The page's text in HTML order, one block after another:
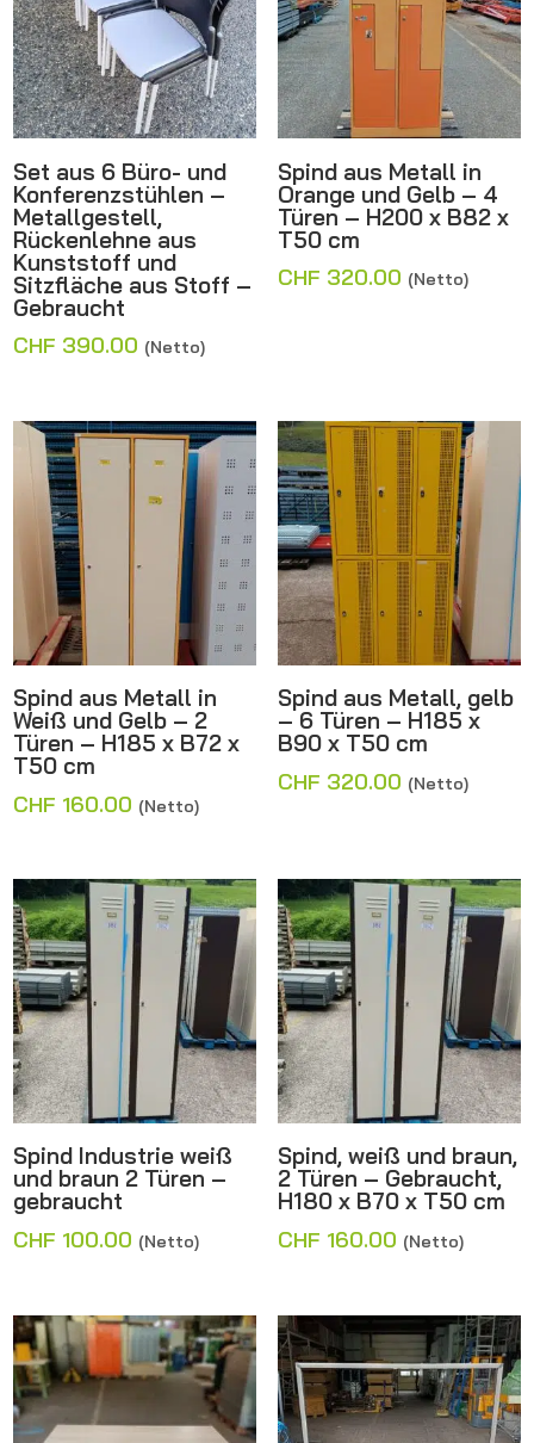
Set aus 6 Büro- und
Konferenzstühlen –
Metallgestell,
Rückenlehne aus
Kunststoff und
Sitzfläche aus Stoff –
Gebraucht
CHF 390.00 (Netto)
Spind aus Metall in
Orange und Gelb – 4
Türen – H200 x B82 x
T50 cm
CHF 320.00 (Netto)
Spind aus Metall in
Weiß und Gelb – 2
Türen – H185 x B72 x
T50 cm
CHF 160.00 (Netto)
Spind aus Metall, gelb
– 6 Türen – H185 x
B90 x T50 cm
CHF 320.00 (Netto)
Spind Industrie weiß
und braun 2 Türen –
gebraucht
CHF 100.00 (Netto)
Spind, weiß und braun,
2 Türen – Gebraucht,
H180 x B70 x T50 cm
CHF 160.00 (Netto)